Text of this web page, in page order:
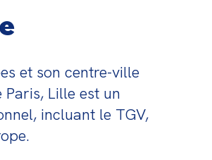
et son centre-ville
Lille est un
incluant le TGV,